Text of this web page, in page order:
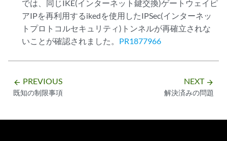
では、同じIKE(インターネット鍵交換)ゲートウェイピ
アIPを再利用するikedを使用したIPSec(インターネッ
トプロトコルセキュリティ)トンネルが再確立されな
いことが確認されました。 PR1877966
arrow_backward PREVIOUS
既知の制限事項
NEXT arrow_forward
解決済みの問題